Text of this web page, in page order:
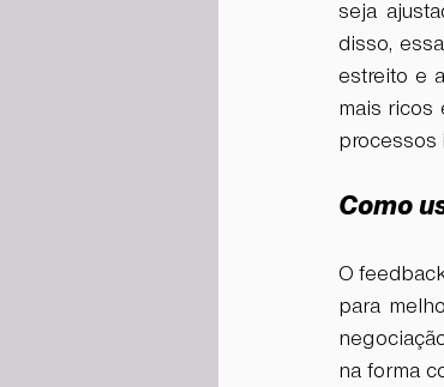
seja
disso,
estreito e
mais ricos
processos
Como
O
para
na forma